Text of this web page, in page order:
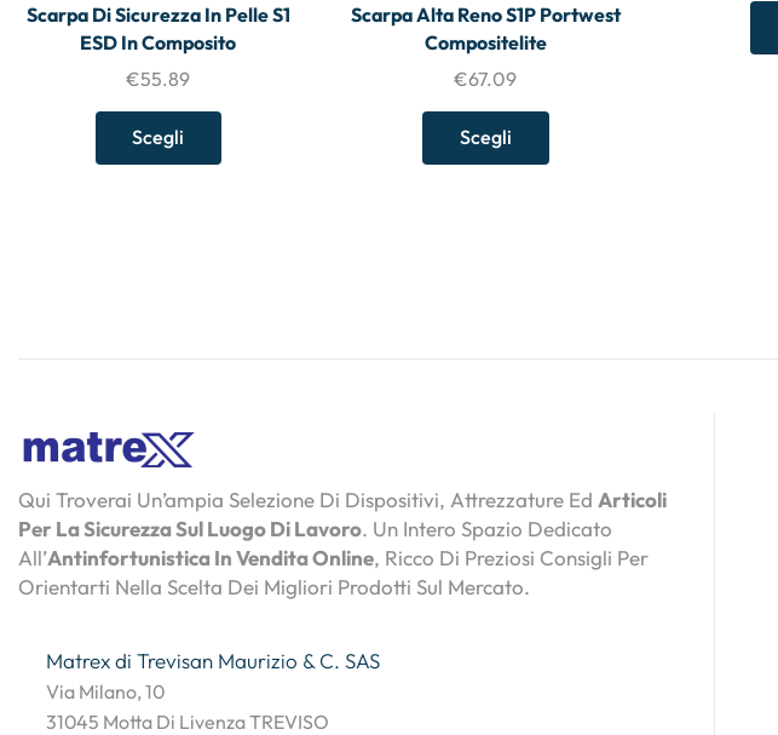
Scarpa Di Sicurezza In Pelle S1
ESD In Composito
€55.89
Scegli
Scarpa Alta Reno S1P Portwest
Compositelite
€67.09
Scegli
Qui Troverai Un’ampia Selezione Di Dispositivi, Attrezzature Ed Articoli
Per La Sicurezza Sul Luogo Di Lavoro. Un Intero Spazio Dedicato
All’Antinfortunistica In Vendita Online, Ricco Di Preziosi Consigli Per
Orientarti Nella Scelta Dei Migliori Prodotti Sul Mercato.
Matrex di Trevisan Maurizio & C. SAS
Via Milano, 10
31045 Motta Di Livenza TREVISO